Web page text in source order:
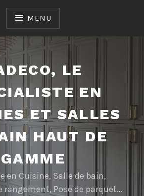
MENU
LE
EN
ET SALLES
HAUT DE
GAMME
en Cuisine, Salle de bain,
Pose de parquet…